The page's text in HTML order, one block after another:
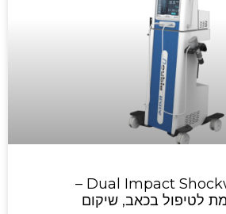
Dual Impact Shockwave Therapy –
לטיפול בכאב, שיקום